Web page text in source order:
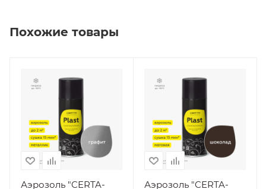
Похожие товары
"Спектр" ООО
Внутренние,
Наружные
Поверхность
Железобетон,
Аэрозоль "CERTA-
"Спектр" ООО
Внутренние,
Наружные
Поверхность
Железобетон,
Аэрозоль "CERTA-